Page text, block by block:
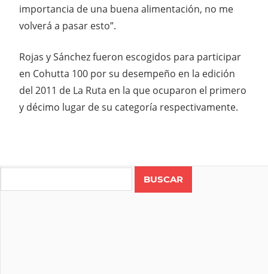
importancia de una buena alimentación, no me
volverá a pasar esto”.
Rojas y Sánchez fueron escogidos para participar
en Cohutta 100 por su desempeño en la edición
del 2011 de La Ruta en la que ocuparon el primero
y décimo lugar de su categoría respectivamente.